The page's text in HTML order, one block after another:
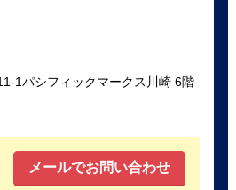
1パシフィックマークス川崎 6階
メールでお問い合わせ